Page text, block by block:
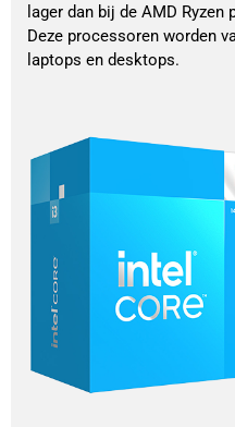
lager dan bij de AMD
Deze processoren worden
laptops en desktops.